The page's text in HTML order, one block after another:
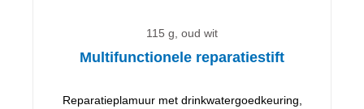
115 g, oud wit
Multifunctionele reparatiestift
Reparatieplamuur met drinkwatergoedkeuring,